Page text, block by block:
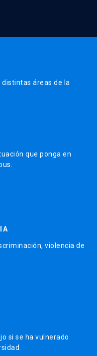
áreas de la
que ponga en
violencia de
si se ha vulnerado